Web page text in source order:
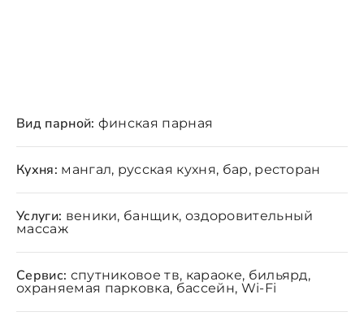
Вид парной: финская парная
Кухня: мангал, русская кухня, бар, ресторан
Услуги: веники, банщик, оздоровительный
массаж
Сервис: спутниковое тв, караоке, бильярд,
охраняемая парковка, бассейн, Wi-Fi